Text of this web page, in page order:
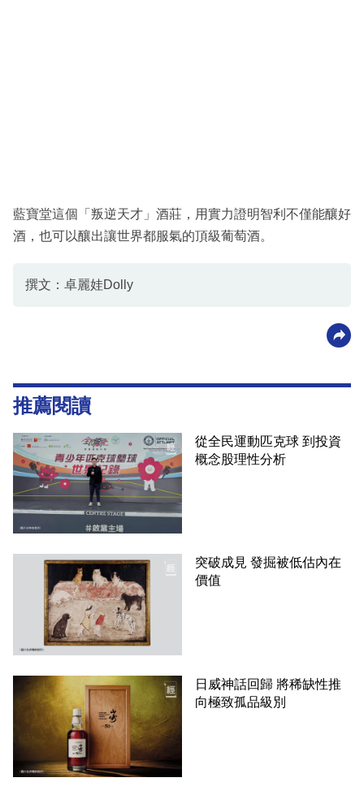
藍寶堂這個「叛逆天才」酒莊，用實力證明智利不僅能釀好
酒，也可以釀出讓世界都服氣的頂級葡萄酒。
撰文：卓麗娃Dolly
推薦閱讀
從全民運動匹克球 到投資
概念股理性分析
突破成見 發掘被低估內在
價值
日威神話回歸 將稀缺性推
向極致孤品級別